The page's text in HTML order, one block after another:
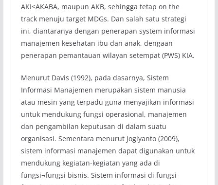
AKI<AKABA, maupun AKB, sehingga tetap on the
track menuju target MDGs. Dan salah satu strategi
ini, diantaranya dengan penerapan system informasi
manajemen kesehatan ibu dan anak, dengaan
penerapan pemantauan wilayan setempat (PWS) KIA.
Menurut Davis (1992), pada dasarnya, Sistem
Informasi Manajemen merupakan sistem manusia
atau mesin yang terpadu guna menyajikan informasi
untuk mendukung fungsi operasional, manajemen
dan pengambilan keputusan di dalam suatu
organisasi. Sementara menurut Jogiyanto (2009),
sistem informasi manajemen dapat digunakan untuk
mendukung kegiatan-kegiatan yang ada di
fungsi¬fungsi bisnis. Sistem informasi di fungsi-